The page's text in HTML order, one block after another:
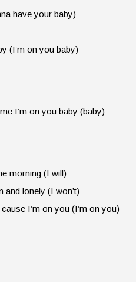
have your baby)
(I’m on you baby)
I’m on you baby (baby)
morning (I will)
and lonely (I won’t)
I’m on you (I’m on you)